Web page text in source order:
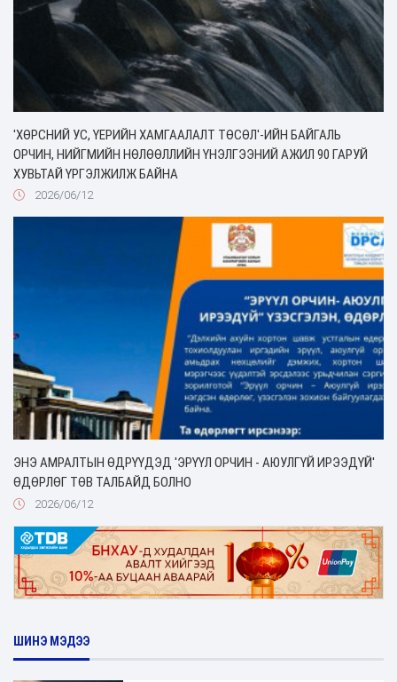
'ХӨРСНИЙ УС, ҮЕРИЙН ХАМГААЛАЛТ ТӨСӨЛ'-ИЙН БАЙГАЛЬ
ОРЧИН, НИЙГМИЙН НӨЛӨӨЛЛИЙН ҮНЭЛГЭЭНИЙ АЖИЛ 90 ГАРУЙ
ХУВЬТАЙ ҮРГЭЛЖИЛЖ БАЙНА
2026/06/12
ЭНЭ АМРАЛТЫН ӨДРҮҮДЭД 'ЭРҮҮЛ ОРЧИН - АЮУЛГҮЙ ИРЭЭДҮЙ'
ӨДӨРЛӨГ ТӨВ ТАЛБАЙД БОЛНО
2026/06/12
ШИНЭ МЭДЭЭ